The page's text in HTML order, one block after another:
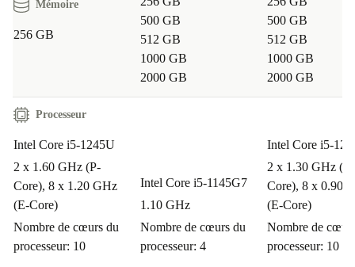
Mémoire
256 GB
500 GB
512 GB
1000 GB
2000 GB
500 GB
512 GB
1000 GB
2000 GB
Processeur
Intel Core i5-1245U
2 x 1.60 GHz (P-
Core), 8 x 1.20 GHz
(E-Core)
Nombre de cœurs du
processeur: 10
Intel Core i5-1145G7
1.10 GHz
Nombre de cœurs du
processeur: 4
Intel Core i5-
2 x 1.30 GHz (P-
Core), 8 x 0.90
(E-Core)
Nombre de
processeur: 10